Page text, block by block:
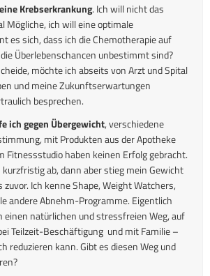
Krebserkrankung. Ich will nicht das
Mögliche, ich will eine optimale
es sich, dass ich die Chemotherapie auf
Überlebenschancen unbestimmt sind?
möchte ich abseits von Arzt und Spital
und meine Zukunftserwartungen
besprechen.
ich gegen Übergewicht, verschiedene
mit Produkten aus der Apotheke
Fitnessstudio haben keinen Erfolg gebracht.
ab, dann aber stieg mein Gewicht
Ich kenne Shape, Weight Watchers,
andere Abnehm-Programme. Eigentlich
einen natürlichen und stressfreien Weg, auf
Teilzeit-Beschäftigung und mit Familie –
reduzieren kann. Gibt es diesen Weg und